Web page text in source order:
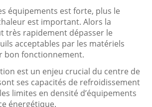
équipements est forte, plus le
est important. Alors la
très rapidement dépasser le
acceptables par les matériels
bon fonctionnement.
est un enjeu crucial du centre de
ses capacités de refroidissement
limites en densité d’équipements
énergétique.